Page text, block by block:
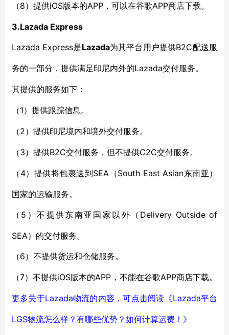
（8）提供iOS版本的APP，可以在谷歌APP商店下载。
3.Lazada Express
Lazada Express是Lazada为其平台用户提供B2C配送服
务的一部分 ，提供满足印尼内外的Lazada交付服务。
其提供的服务如下：
（1）提供跟踪信息。
（2）提供印尼境内和境外交付服务。
（3）提供B2C交付服务 ， 但不提供C2C交付服务。
（ 4）提供将包裹送到SEA（South East Asian东南亚）
国家的运输服务。
（ 5）不 提供东南亚国家以外（ Delivery Outside of
SEA）的交付服务。
（6） 不提供货运和仓储服务。
（7）不提供iOS版本的APP， 不能在谷歌APP商店下载。
更多关于Lazada物流的内容，可点击阅读《Lazada平台
LGS物流怎么样？有哪些优势？如何计算运费！》